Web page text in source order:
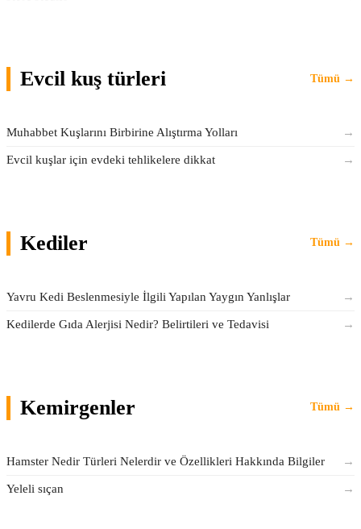
Evcil kuş türleri Tümü →
Muhabbet Kuşlarını Birbirine Alıştırma Yolları →
Evcil kuşlar için evdeki tehlikelere dikkat →
Kediler Tümü →
Yavru Kedi Beslenmesiyle İlgili Yapılan Yaygın Yanlışlar →
Kedilerde Gıda Alerjisi Nedir? Belirtileri ve Tedavisi →
Kemirgenler Tümü →
Hamster Nedir Türleri Nelerdir ve Özellikleri Hakkında Bilgiler →
Yeleli sıçan →